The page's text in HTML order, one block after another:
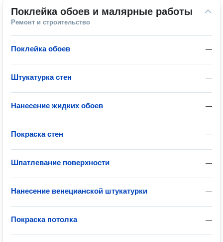
Поклейка обоев и малярные работы
Ремонт и строительство
—
Поклейка обоев
—
Штукатурка стен
—
Нанесение жидких обоев
—
Покраска стен
—
Шпатлевание поверхности
—
Нанесение венецианской штукатурки
—
Покраска потолка